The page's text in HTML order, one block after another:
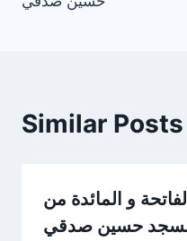
Similar Posts
و المائدة من
حسين صدقي